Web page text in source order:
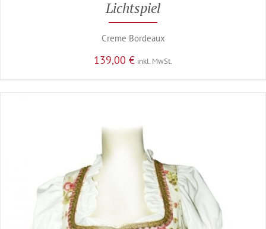
Lichtspiel
Creme Bordeaux
139,00 € inkl. MwSt.